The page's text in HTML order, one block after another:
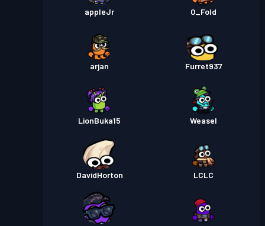
appleJr 0_Fold
arjan Furret937
LionBuka15 Weasel
DavidHorton LCLC